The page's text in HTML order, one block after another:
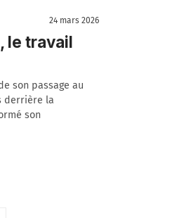
24 mars 2026
le travail
son passage au
derrière la
son